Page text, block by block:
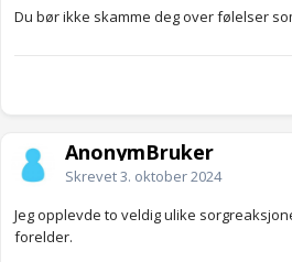
Du bør ikke skamme deg over følelser
AnonymBruker
Skrevet3. oktober 2024
Jeg opplevde to veldig ulike
forelder.